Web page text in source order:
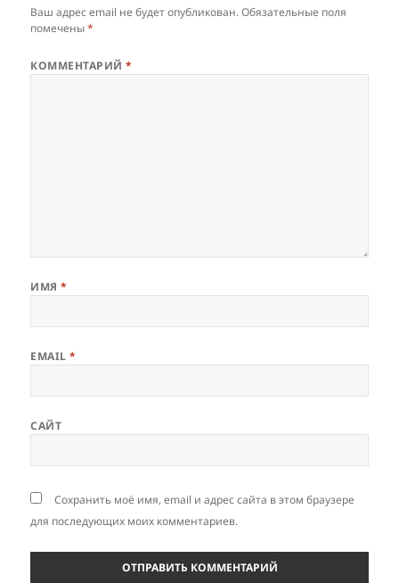
Ваш адрес email не будет опубликован. Обязательные поля
помечены*
КОММЕНТАРИЙ*
ИМЯ*
EMAIL*
САЙТ
Сохранить моё имя, email и адрес сайта в этом браузере
для последующих моих комментариев.